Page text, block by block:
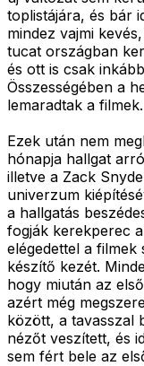
toplistájára, és bár
mindez vajmi
tucat országban
és ott is csak
Összességében a
lemaradtak a filmek.
Ezek után nem
hónapja hallgat
illetve a Zack
univerzum
a hallgatás
fogják kerekperec
elégedettel a filmek
készítő kezét.
hogy miután az
azért még
között, a tavasszal
nézőt veszített, és
sem fért bele az